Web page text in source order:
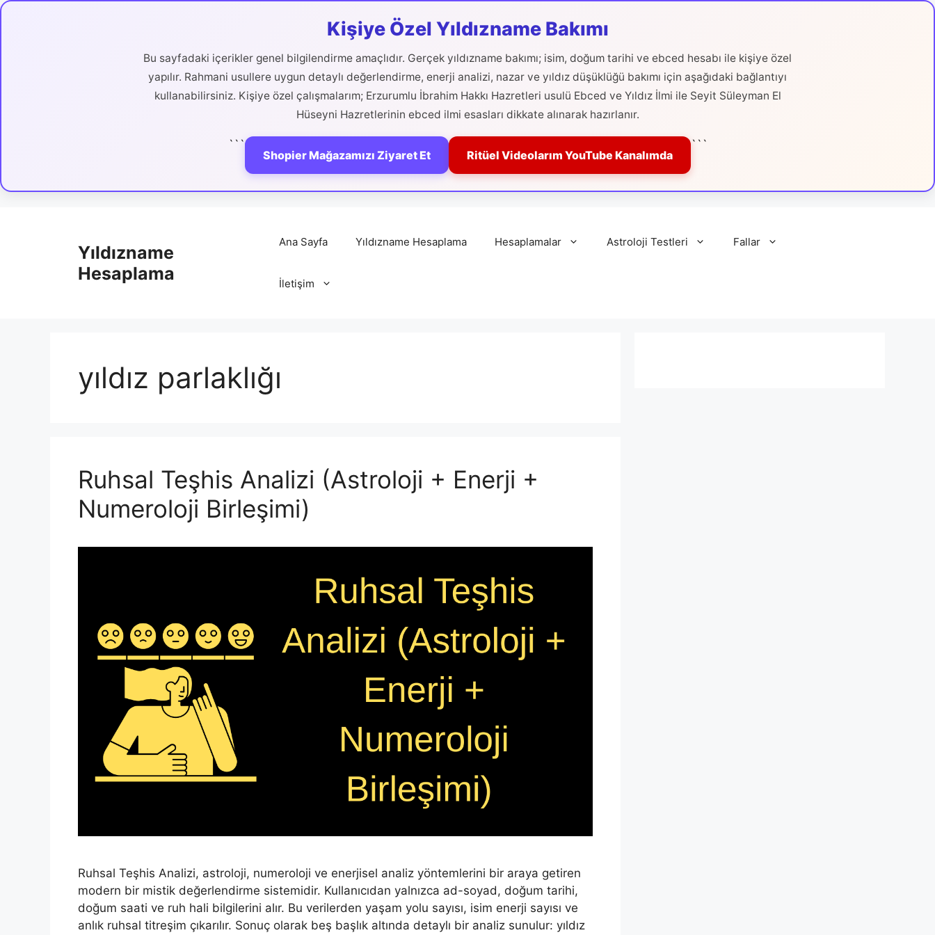
Kişiye Özel Yıldızname Bakımı
Bu sayfadaki içerikler genel bilgilendirme amaçlıdır. Gerçek yıldızname bakımı; isim, doğum tarihi ve ebced hesabı ile kişiye özel
yapılır. Rahmani usullere uygun detaylı değerlendirme, enerji analizi, nazar ve yıldız düşüklüğü bakımı için aşağıdaki bağlantıyı
kullanabilirsiniz. Kişiye özel çalışmalarım; Erzurumlu İbrahim Hakkı Hazretleri usulü Ebced ve Yıldız İlmi ile Seyit Süleyman El
Hüseyni Hazretlerinin ebced ilmi esasları dikkate alınarak hazırlanır.
```
Shopier Mağazamızı Ziyaret Et Ritüel Videolarım YouTube Kanalımda
```
Yıldızname
Hesaplama
Ana Sayfa Yıldızname Hesaplama Hesaplamalar Astroloji Testleri Fallar
İletişim
yıldız parlaklığı
Ruhsal Teşhis Analizi (Astroloji + Enerji +
Numeroloji Birleşimi)
Ruhsal Teşhis Analizi, astroloji, numeroloji ve enerjisel analiz yöntemlerini bir araya getiren
modern bir mistik değerlendirme sistemidir. Kullanıcıdan yalnızca ad-soyad, doğum tarihi,
doğum saati ve ruh hali bilgilerini alır. Bu verilerden yaşam yolu sayısı, isim enerji sayısı ve
anlık ruhsal titreşim çıkarılır. Sonuç olarak beş başlık altında detaylı bir analiz sunulur: yıldız